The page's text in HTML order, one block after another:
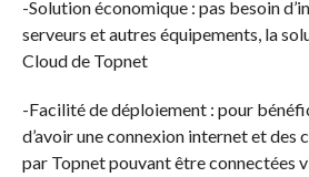
-Solution économique : pas besoin
serveurs et autres équipements, la
Cloud de Topnet
-Facilité de déploiement : pour
d’avoir une connexion internet et des
par Topnet pouvant être connectées